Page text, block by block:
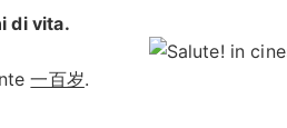
di vita.
一百岁.